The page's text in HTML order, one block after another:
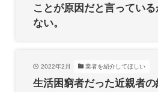
ことが原因だと言ってい
ない。
2022年2月 業者を紹介してほしい
生活困窮者だった近親者